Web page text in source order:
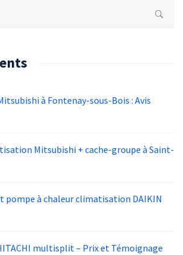
à Fontenay-sous-Bois : Avis
Mitsubishi + cache-groupe à Saint-
pompe à chaleur climatisation DAIKIN
multisplit – Prix et Témoignage